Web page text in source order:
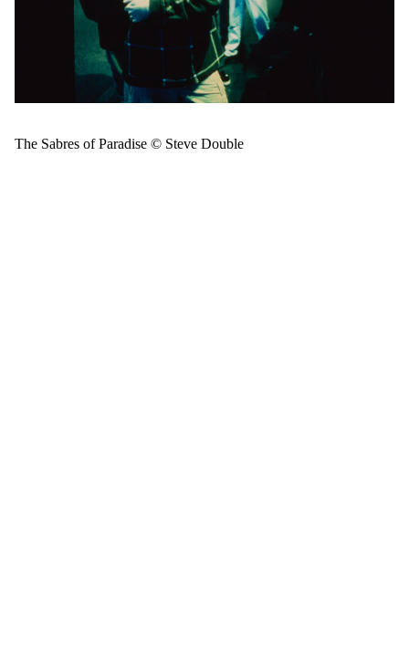
The Sabres of Paradise © Steve Double